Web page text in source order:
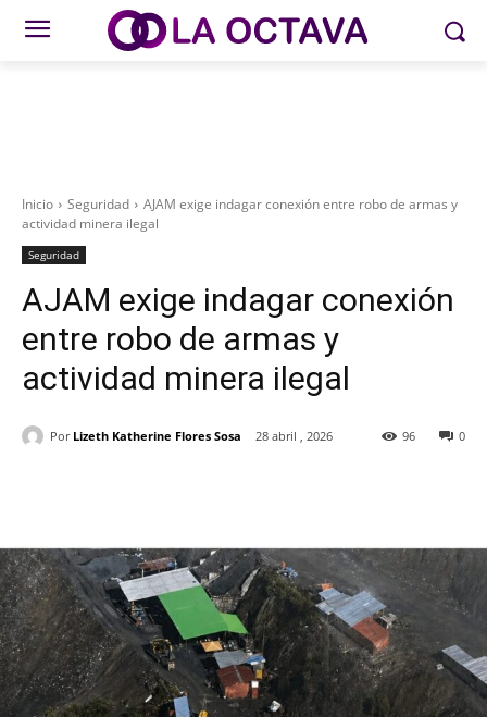
Inicio Seguridad
AJAM exige indagar conexión entre robo de armas y
actividad minera ilegal
Seguridad
AJAM exige indagar conexión
entre robo de armas y
actividad minera ilegal
Por Lizeth Katherine Flores Sosa 28 abril , 2026 0
96